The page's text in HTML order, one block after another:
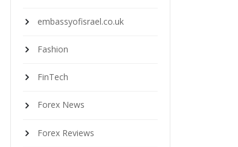
embassyofisrael.co.uk
Fashion
FinTech
Forex News
Forex Reviews